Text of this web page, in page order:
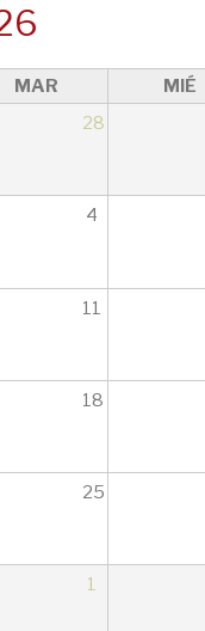
MAR MIÉ
28
4
11
18
25
1